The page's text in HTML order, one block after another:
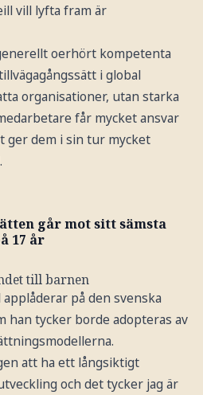
vill lyfta fram är
oerhört kompetenta
i global
organisationer, utan starka
får mycket ansvar
ger dem i sin tur mycket
går mot sitt sämsta
17 år
till barnen
applåderar på den svenska
han tycker borde adopteras av
att ha ett långsiktigt
och det tycker jag är